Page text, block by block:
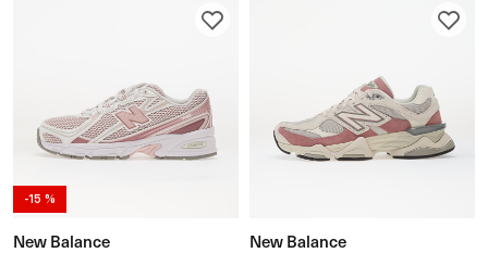
-15 %
New Balance New Balance